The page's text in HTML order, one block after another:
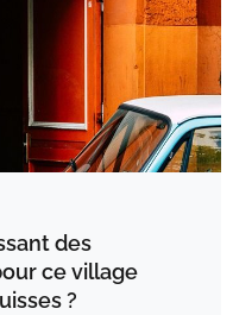
des
ce village
?